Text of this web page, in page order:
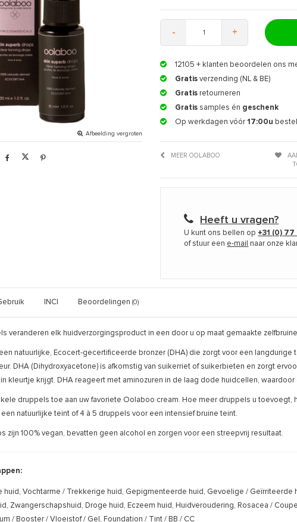
Afbeelding vergroten
- +
12105 + klanten beoordelen ons
Gratis verzending (NL & BE)
Gratis retourneren
Gratis samples én geschenk
Op werkdagen vóór17:00u
MEER OOLABOO
Heeft u vragen?
U kunt ons bellen op +31 (0) 77
of stuur een e-mail naar onze
INCI Beoordelingen (0)
veranderen elk huidverzorgingsproduct in een door u op maat gemaakte
natuurlijke, Ecocert-gecertificeerde bronzer (DHA) die zorgt voor een langdurige
DHA (Dihydroxyacetone) is afkomstig van suikerriet of suikerbieten en zorgt
kleurtje krijgt. DHA reageert met aminozuren in de laag dode huidcellen,
druppels toe aan uw favoriete Oolaboo cream. Hoe meer druppels u toevoegt,
natuurlijke teint of 4 à 5 druppels voor een intensief bruine teint.
zijn 100% vegan, bevatten geen alcohol en zorgen voor een streepvrij resultaat.
huid, Vochtarme / Trekkerige huid, Gepigmenteerde huid, Gevoelige / Geïrriteerde
Zwangerschapshuid, Droge huid, Eczeem huid, Huidveroudering, Rosacea /
/ Booster / Vloeistof / Gel, Foundation / Tint / BB / CC